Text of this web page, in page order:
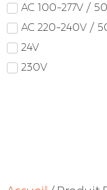
AC 100-277V /
AC 220-240V /
24V
230V